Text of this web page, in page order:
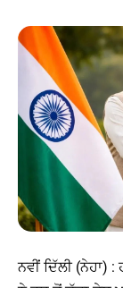
ਨਵੀਂ ਦਿੱਲੀ (ਨੇਹਾ)